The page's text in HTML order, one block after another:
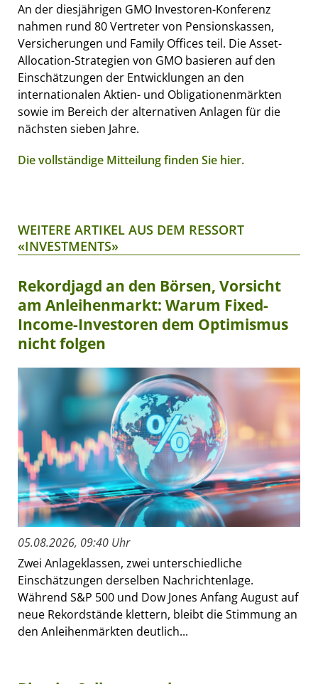
An der diesjährigen GMO Investoren-Konferenz
nahmen rund 80 Vertreter von Pensionskassen,
Versicherungen und Family Offices teil. Die Asset-
Allocation-Strategien von GMO basieren auf den
Einschätzungen der Entwicklungen an den
internationalen Aktien- und Obligationenmärkten
sowie im Bereich der alternativen Anlagen für die
nächsten sieben Jahre.
Die vollständige Mitteilung finden Sie hier.
WEITERE ARTIKEL AUS DEM RESSORT
«INVESTMENTS»
Rekordjagd an den Börsen, Vorsicht
am Anleihenmarkt: Warum Fixed-
Income-Investoren dem Optimismus
nicht folgen
05.08.2026, 09:40 Uhr
Zwei Anlageklassen, zwei unterschiedliche
Einschätzungen derselben Nachrichtenlage.
Während S&P 500 und Dow Jones Anfang August auf
neue Rekordstände klettern, bleibt die Stimmung an
den Anleihenmärkten deutlich...